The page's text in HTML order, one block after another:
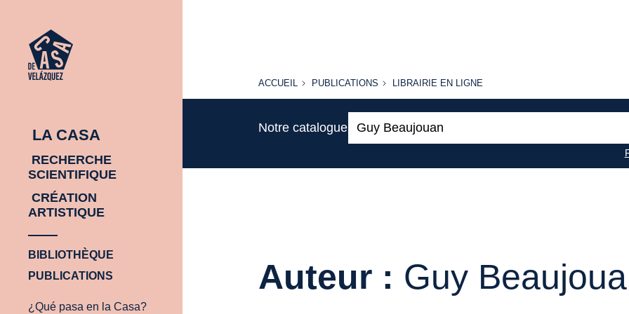
LA CASA
RECHERCHE
SCIENTIFIQUE
CRÉATION
ARTISTIQUE
BIBLIOTHÈQUE
PUBLICATIONS
¿Qué pasa en la Casa?
ACCUEIL
ACCUEIL PUBLICATIONS
PUBLICATIONS
LIBRAIRIE
LIBRAIRIE EN LIGNE
Notre catalogue:
Auteur : Guy